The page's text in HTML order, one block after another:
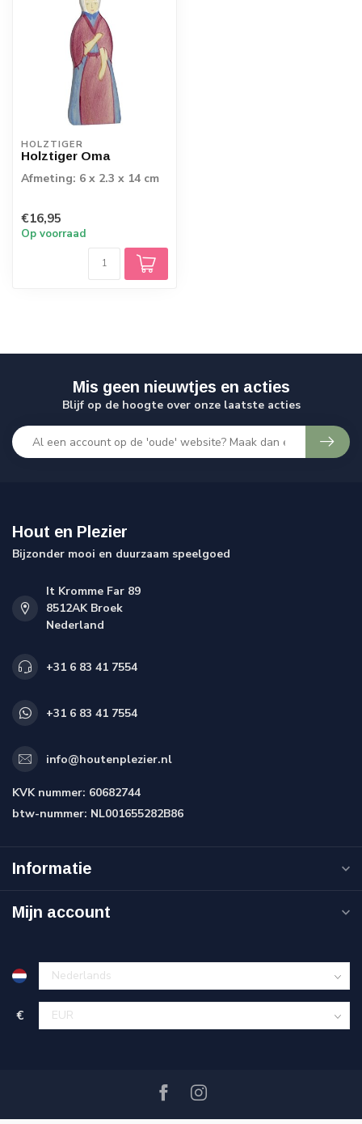
HOLZTIGER
Holztiger Oma
Afmeting: 6 x 2.3 x 14 cm
€16,95
Op voorraad
Mis geen nieuwtjes en acties
Blijf op de hoogte over onze laatste acties
Hout en Plezier
Bijzonder mooi en duurzaam speelgoed
It Kromme Far 89
8512AK Broek
Nederland
+31 6 83 41 7554
+31 6 83 41 7554
info@houtenplezier.nl
KVK nummer: 60682744
btw-nummer: NL001655282B86
Informatie
Mijn account
€